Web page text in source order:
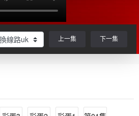
上一集 下一集